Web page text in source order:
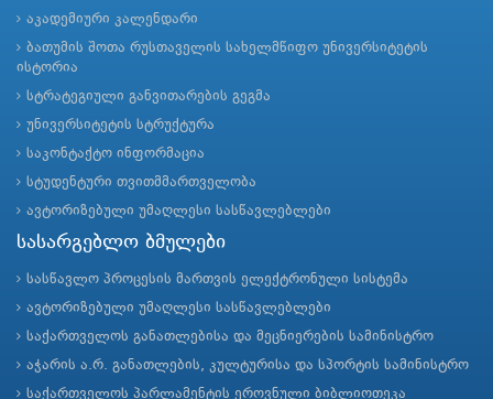
აკადემიური კალენდარი
ბათუმის შოთა რუსთაველის სახელმწიფო უნივერსიტეტის
ისტორია
სტრატეგიული განვითარების გეგმა
უნივერსიტეტის სტრუქტურა
საკონტაქტო ინფორმაცია
სტუდენტური თვითმმართველობა
ავტორიზებული უმაღლესი სასწავლებლები
სასარგებლო ბმულები
სასწავლო პროცესის მართვის ელექტრონული სისტემა
ავტორიზებული უმაღლესი სასწავლებლები
საქართველოს განათლებისა და მეცნიერების სამინისტრო
აჭარის ა.რ. განათლების, კულტურისა და სპორტის სამინისტრო
საქართველოს პარლამენტის ეროვნული ბიბლიოთეკა